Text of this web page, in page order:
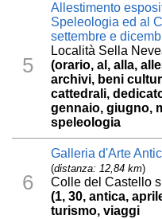
5
Allestimento
Speleologia ed al
settembre e
Località Sella
(orario, al, alla,
archivi, beni
cattedrali,
gennaio, giugno,
speleologia
6
Galleria d'Arte
(distanza: 12,84 km)
Colle del Castello
(1, 30, antica,
turismo, viaggi